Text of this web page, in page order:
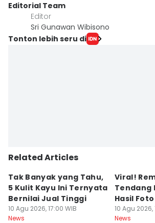
Editorial Team
Editor
Sri Gunawan Wibisono
Tonton lebih seru di
Related Articles
Tak Banyak yang Tahu,
5 Kulit Kayu Ini Ternyata
Bernilai Jual Tinggi
10 Agu 2026, 17:00 WIB
News
Viral!
Tendang
Hasil
10 Agu 2026,
News